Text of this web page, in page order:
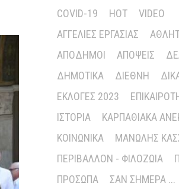
COVID-19
HOT
VIDEO
ΑΓΓΕΛΊΕΣ ΕΡΓΑΣΊΑΣ
ΑΠΌΔΗΜΟΙ
ΑΠΌΨΕΙΣ
ΔΗΜΟΤΙΚΆ
ΔΙΕΘΝΉ
ΕΚΛΟΓΈΣ 2023
ΙΣΤΟΡΊΑ
ΚΑΡΠΑΘΙΑΚΆ
ΚΟΙΝΩΝΙΚΆ
ΜΑΝΏΛΗΣ
ΠΕΡΙΒΆΛΛΟΝ - ΦΙΛΟΖΩΊΑ
ΠΡΌΣΩΠΑ
ΣΑΝ ΣΉΜΕΡΑ ...